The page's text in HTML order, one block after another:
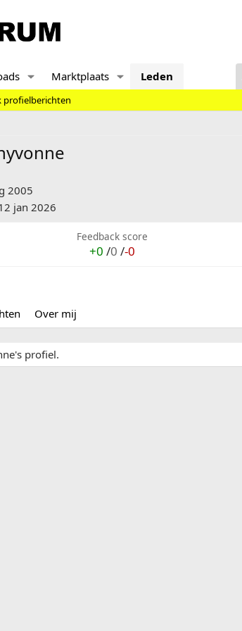
Marktplaats Leden
profielberichten
2005
jan 2026
Feedback score
+0 /0 /-0
Over mij
profiel.